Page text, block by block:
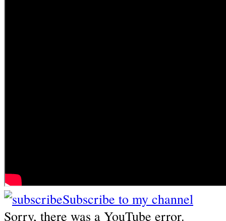
Subscribe to my channel
Sorry, there was a YouTube error.